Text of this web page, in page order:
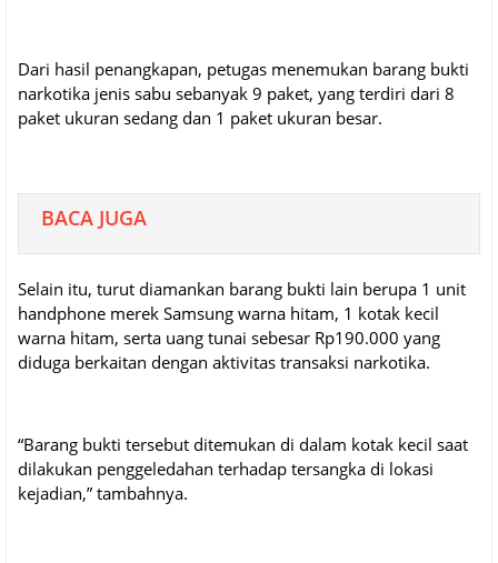
Dari hasil penangkapan, petugas menemukan barang bukti
narkotika jenis sabu sebanyak 9 paket, yang terdiri dari 8
paket ukuran sedang dan 1 paket ukuran besar.
BACA JUGA
Selain itu, turut diamankan barang bukti lain berupa 1 unit
handphone merek Samsung warna hitam, 1 kotak kecil
warna hitam, serta uang tunai sebesar Rp190.000 yang
diduga berkaitan dengan aktivitas transaksi narkotika.
“Barang bukti tersebut ditemukan di dalam kotak kecil saat
dilakukan penggeledahan terhadap tersangka di lokasi
kejadian,” tambahnya.